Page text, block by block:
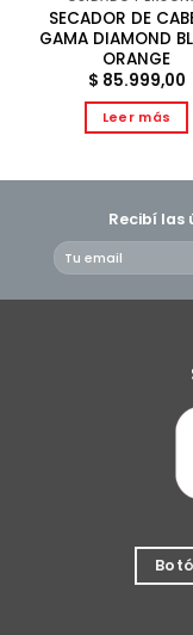
SECADOR DE
GAMA DIAMOND
ORANGE
$ 85.999,00
Leer más
Recibí